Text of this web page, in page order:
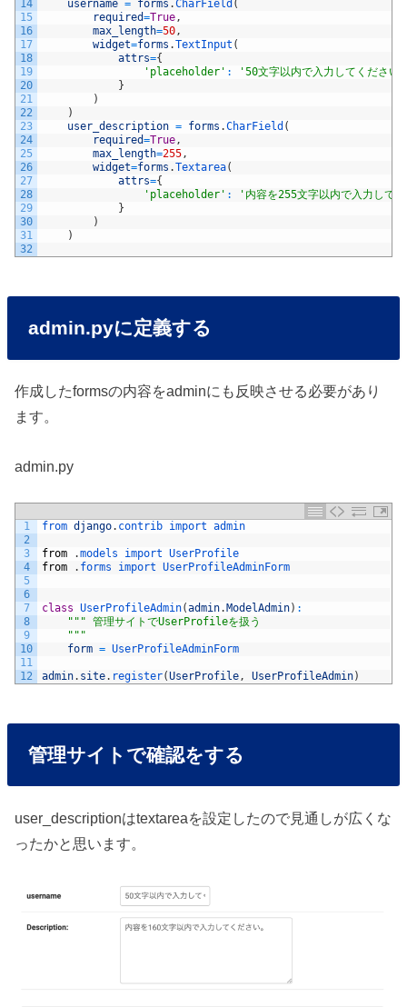
14
15
16
17
18
19
20
21
22
23
24
25
26
27
28
29
30
31
32
username = forms .CharField (
required=True,
max_length=50,
widget=forms .TextInput (
attrs={
'placeholder' :
'50文字以内で入力してください
}
)
)
user_description = forms .CharField (
required=True,
max_length=255,
widget=forms .Textarea(
attrs={
'placeholder' :
'内容を255文字以内で入力して
}
)
)
admin.pyに定義する
作成したformsの内容をadminにも反映させる必要があり
ます。
admin.py
1
2
3
4
5
6
7
8
9
10
11
12
from django. contrib import admin
from .models import UserProfile
from
. forms import UserProfileAdminForm
class UserProfileAdmin(admin. ModelAdmin) :
"" " 管理サイトでUserProfileを扱う
" ""
form = UserProfileAdminForm
admin. site. register(UserProfile, UserProfileAdmin)
管理サイトで確認をする
user_descriptionはtextareaを設定したので見通しが広くな
ったかと思います。